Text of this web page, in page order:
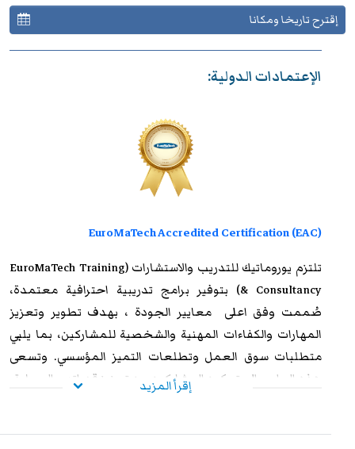
إقترح تاريخا ومكانا
الإعتمادات الدولية:
EuroMaTech Accredited Certification (EAC)
تلتزم يوروماتيك للتدريب
والاستشارات (EuroMaTech Training
& Consultancy) بتوفير برامج تدريبية احترافية معتمدة،
صُممت وفق اعلى معايير الجودة ، بهدف تطوير وتعزيز
المهارات والكفاءات المهنية والشخصية للمشاركين، بما يلبي
متطلبات سوق العمل وتطلعات التميز المؤسسي. وتسعى
هذه البرامج إلى تمكين المشاركين من تعزيز قدراتهم العملية،
إقرأ المزيد